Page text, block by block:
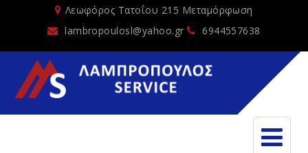
Λεωφόρος Τατοΐου 215 Μεταμόρφωση
lambropoulosl@yahoo.gr
6944557638